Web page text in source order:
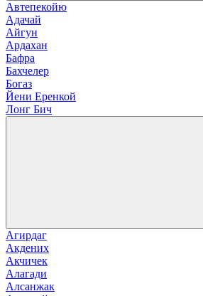
Автепекойю
Адачай
Айгун
Ардахан
Бафра
Бахчелер
Богаз
Йени Еренкой
Лонг Бич
Агирдаг
Акдених
Акчичек
Алагади
Алсанжак